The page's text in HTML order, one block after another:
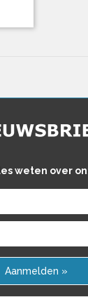
weten over
Aanmelden »